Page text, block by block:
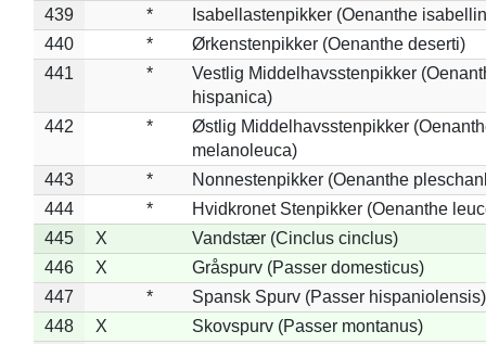
439
*
Isabellastenpikker (Oenanthe
440
*
Ørkenstenpikker (Oenanthe deserti)
441
*
Vestlig Middelhavsstenpikker
hispanica)
442
*
Østlig Middelhavsstenpikker
melanoleuca)
443
*
Nonnestenpikker (Oenanthe
444
*
Hvidkronet Stenpikker (Oenanthe
445
X
Vandstær (Cinclus cinclus)
446
X
Gråspurv (Passer domesticus)
447
*
Spansk Spurv (Passer hispaniolensis)
448
X
Skovspurv (Passer montanus)